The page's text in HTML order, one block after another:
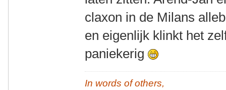
claxon in de Milans
en eigenlijk klinkt het
paniekerig
In words of others,